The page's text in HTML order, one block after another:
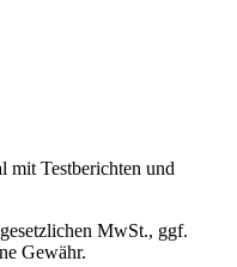
mit Testberichten und
MwSt., ggf.
Gewähr.